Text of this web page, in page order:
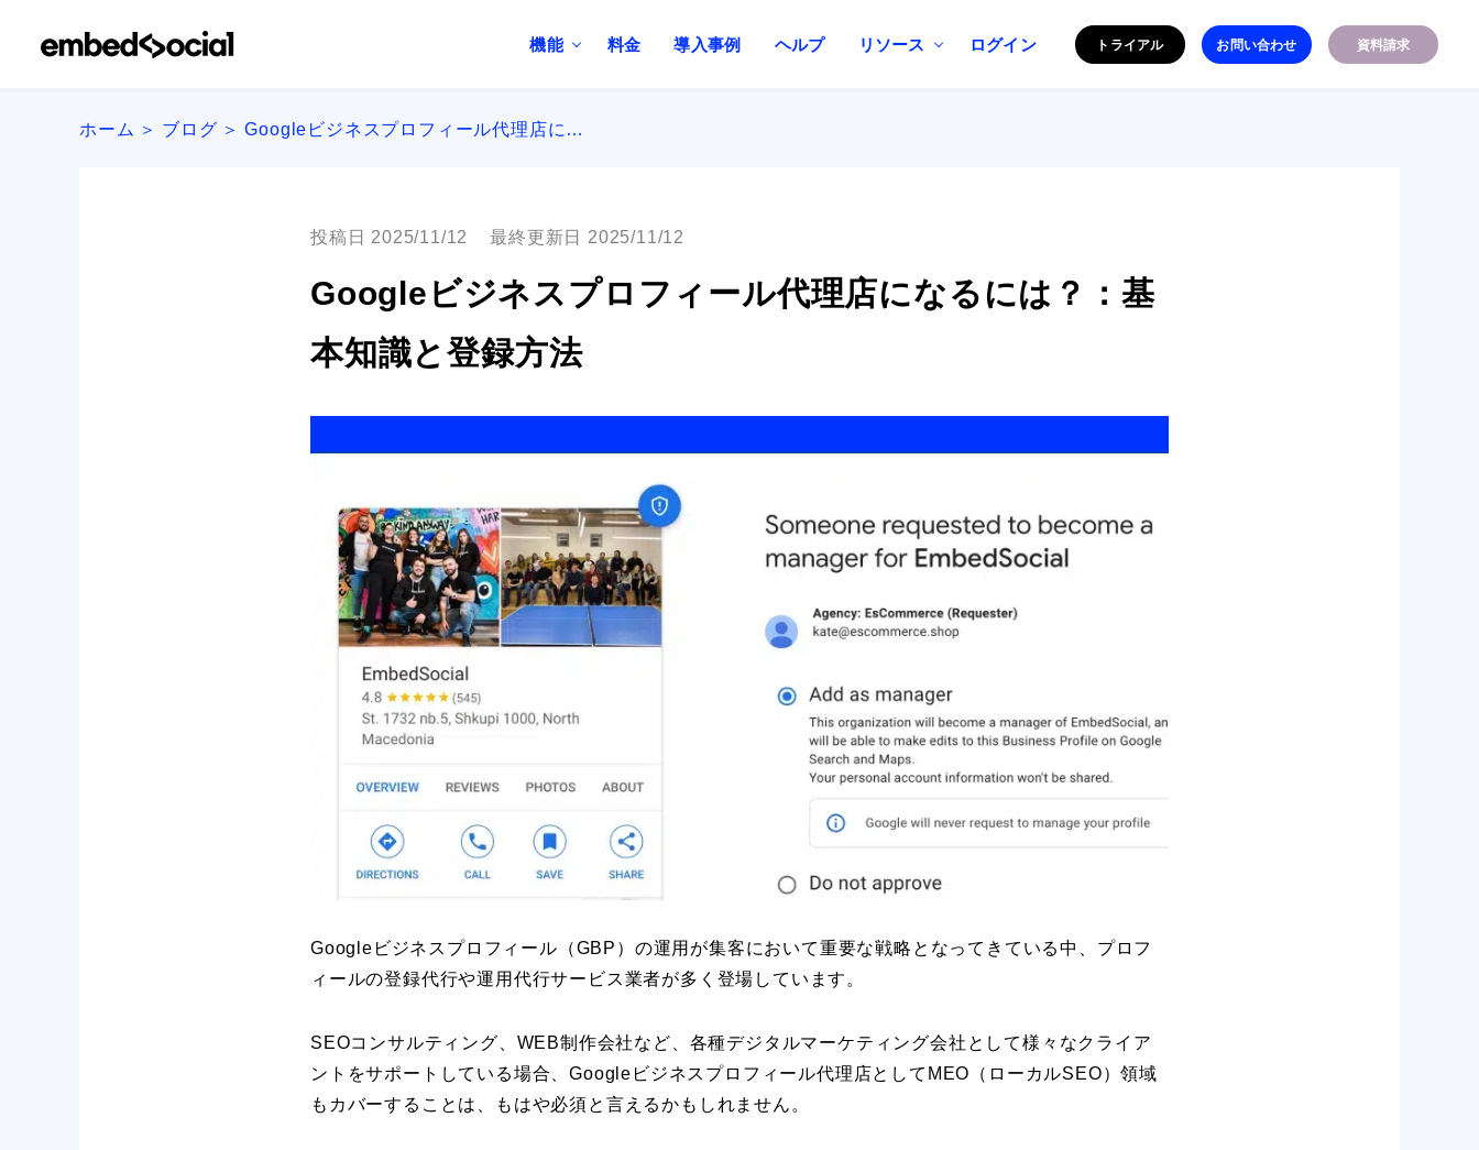
機能 料金 導入事例 ヘルプ リソース ログイン トライアル お問い合わせ 資料請求
ホーム ブログ Googleビジネスプロフィール代理店に…
投稿日 2025/11/12 最終更新日 2025/11/12
Googleビジネスプロフィール代理店になるには？：基
本知識と登録方法
Googleビジネスプロフィール（GBP）の運用が集客において重要な戦略となってきている中、プロフ
ィールの登録代行や運用代行サービス業者が多く登場しています。
SEOコンサルティング、WEB制作会社など、各種デジタルマーケティング会社として様々なクライア
ントをサポートしている場合、Googleビジネスプロフィール代理店としてMEO（ローカルSEO）領域
もカバーすることは、もはや必須と言えるかもしれません。